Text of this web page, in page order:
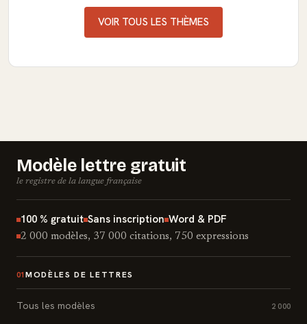
VOIR TOUS LES THÈMES
Modèle lettre gratuit
le registre de la langue française
100 % gratuit Sans inscription Word & PDF
2 000 modèles, 37 000 citations, 750 expressions
01 MODÈLES DE LETTRES
Tous les modèles 2 000